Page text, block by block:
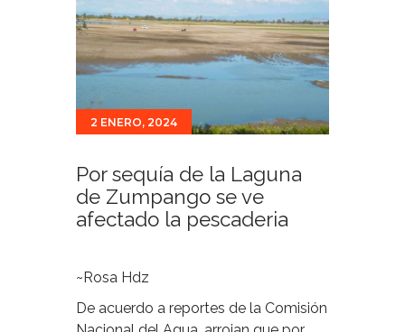
Eventos
Promociones
Noticias
Para ti
2 ENERO, 2024
Por sequía de la Laguna
de Zumpango se ve
afectado la pescaderia
~Rosa Hdz
De acuerdo a reportes de la Comisión